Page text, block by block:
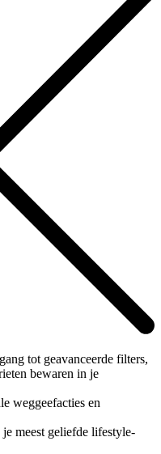
tot geavanceerde filters,
bewaren in je
weggeefacties en
meest geliefde lifestyle-